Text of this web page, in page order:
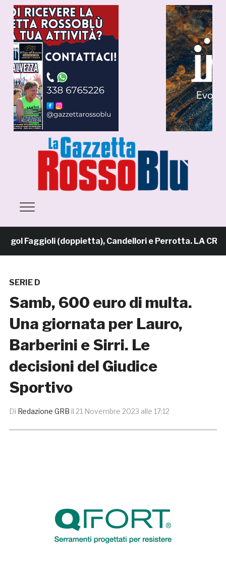
Faggioli (doppietta), Candellori e Perrotta. LA
SERIE D
Samb, 600 euro di multa.
Una giornata per Lauro,
Barberini e Sirri. Le
decisioni del Giudice
Sportivo
Di Redazione GRB il 21 Novembre 2023 alle 17:12